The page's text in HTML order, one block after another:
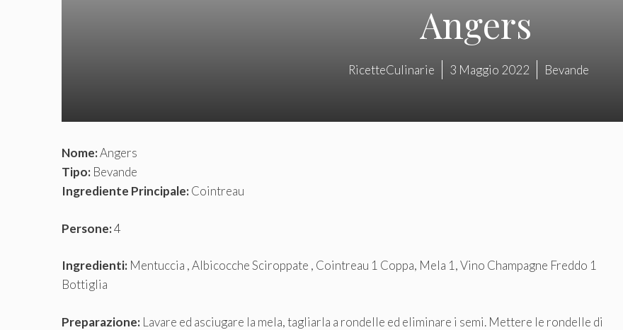
Angers
RicetteCulinarie 3 Maggio 2022 Bevande
Nome:Angers
Tipo: Bevande
Ingrediente Principale:Cointreau
Persone:4
Ingredienti: Mentuccia , Albicocche Sciroppate , Cointreau 1 Coppa, Mela 1, Vino Champagne Freddo 1
Bottiglia
Preparazione: Lavare ed asciugare la mela, tagliarla a rondelle ed eliminare i semi. Mettere le rondelle di